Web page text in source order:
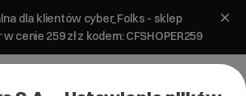
dla klientów cyber_Folks - sklep
cenie 259 zł z kodem: CFSHOPER259